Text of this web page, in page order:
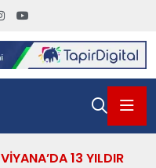
VIYANA’DA 13 YILDIR